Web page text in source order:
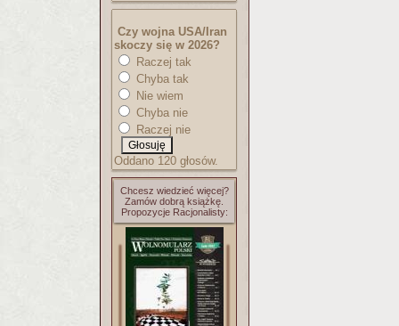
Czy wojna USA/Iran
skoczy się w 2026?
Raczej tak
Chyba tak
Nie wiem
Chyba nie
Raczej nie
Oddano 120 głosów.
Chcesz wiedzieć więcej?
Zamów dobrą książkę.
Propozycje Racjonalisty: